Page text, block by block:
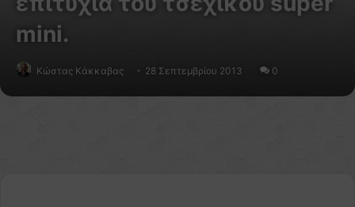
mini.
Κώστας Κάκκαβας 28 Σεπτεμβρίου 2013 0